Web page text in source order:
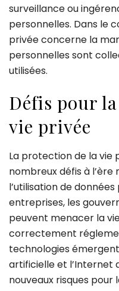
surveillance ou
personnelles. Dans le
privée concerne la
personnelles sont
utilisées.
Défis pour
vie privée
La protection de la vie
nombreux défis à
l’utilisation de
entreprises, les
peuvent menacer la
correctement
technologies
artificielle et l’Internet
nouveaux risques pour